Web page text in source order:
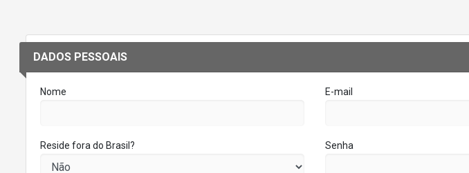
DADOS PESSOAIS
Nome E-mail
Reside fora do Brasil? Senha